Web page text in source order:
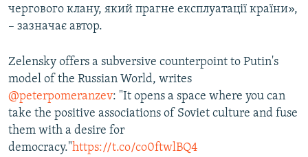
чергового клану, який прагне експлуатації країни»,
– зазначає автор.
Zelensky offers a subversive counterpoint to Putin's
model of the Russian World, writes
@peterpomeranzev: "It opens a space where you can
take the positive associations of Soviet culture and fuse
them with a desire for
democracy."https://t.co/co0ftwlBQ4